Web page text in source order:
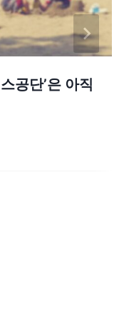
공단’은 아직